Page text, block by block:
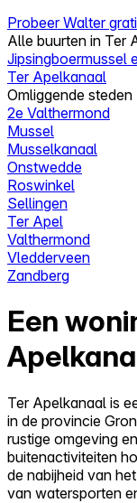
Probeer Walter
Alle buurten in Ter
Jipsingboermussel
Ter Apelkanaal
Omliggende steden
2e Valthermond
Mussel
Musselkanaal
Onstwedde
Roswinkel
Sellingen
Ter Apel
Valthermond
Vledderveen
Zandberg
Een
Ter Apelkanaal is
in de provincie
rustige omgeving
buitenactiviteiten
de nabijheid van
van watersporten